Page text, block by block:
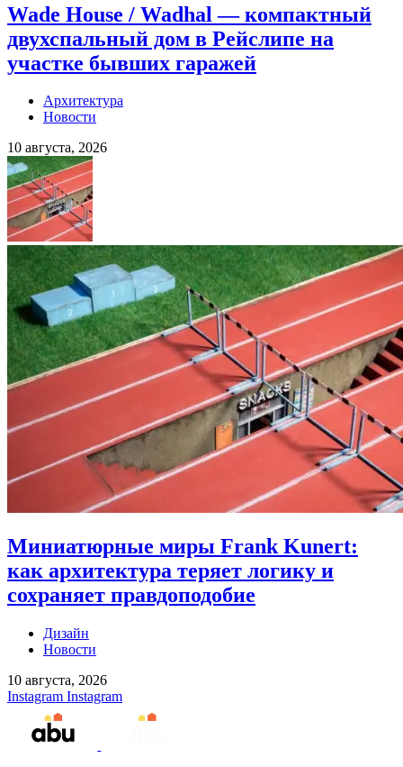
Wade House / Wadhal — компактный
двухспальный дом в Рейслипе на
участке бывших гаражей
Архитектура
Новости
10 августа, 2026
Миниатюрные миры Frank Kunert:
как архитектура теряет логику и
сохраняет правдоподобие
Дизайн
Новости
10 августа, 2026
Instagram Instagram